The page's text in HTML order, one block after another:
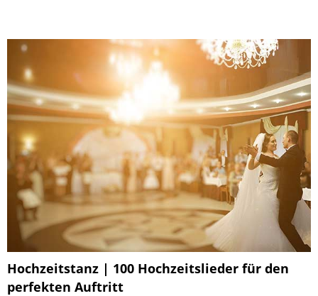
Hochzeitstanz | 100 Hochzeitslieder für den
perfekten Auftritt